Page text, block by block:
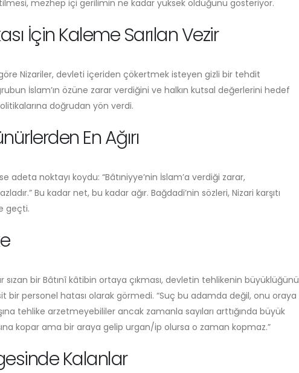
mezhep içi gerilimin ne kadar yüksek olduğunu gösteriyor.
İçin Kaleme Sarılan Vezir
Nizariler, devleti içeriden çökertmek isteyen gizli bir tehdit
İslam’ın özüne zarar verdiğini ve halkın kutsal değerlerini hedef
doğrudan yön verdi.
En Ağırı
adeta noktayı koydu: “Bâtıniyye’nin İslam’a verdiği zarar,
Bu kadar net, bu kadar ağır. Bağdadi’nin sözleri, Nizari karşıtı
geçti.
sızan bir Bâtınî kâtibin ortaya çıkması, devletin tehlikenin büyüklüğünü
bir personel hatası olarak görmedi. “Suç bu adamda değil, onu oraya
tehlike arzetmeyebililer ancak zamanla sayıları arttığında büyük
kopar ama bir araya gelip urgan/ip olursa o zaman kopmaz.”
Kalanlar